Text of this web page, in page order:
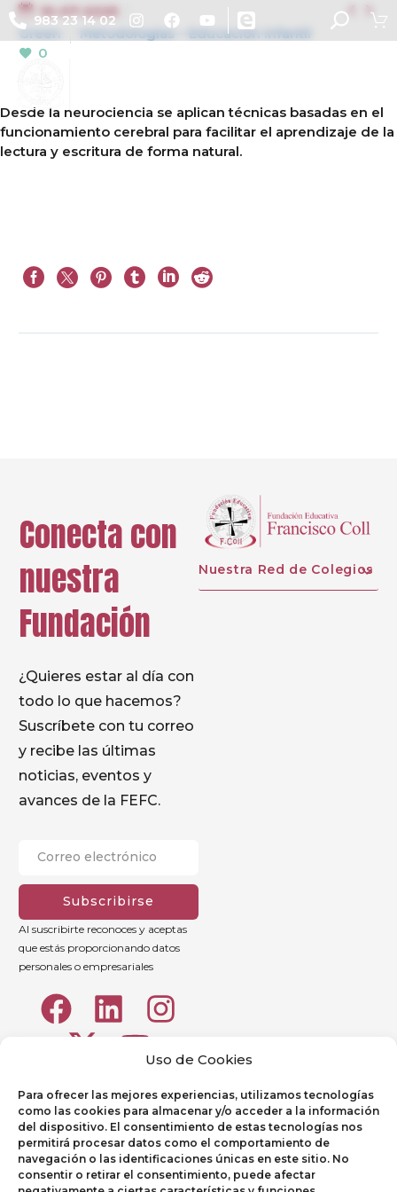
Uso de Cookies
Para ofrecer las mejores experiencias, utilizamos tecnologías
como las cookies para almacenar y/o acceder a la información
del dispositivo. El consentimiento de estas tecnologías nos
permitirá procesar datos como el comportamiento de
navegación o las identificaciones únicas en este sitio. No
consentir o retirar el consentimiento, puede afectar
983 23 14 02  
10-07-2025
Green
Metodologías – Educación Infantil
0
Desde la neurociencia se aplican técnicas basadas en el
funcionamiento cerebral para facilitar el aprendizaje de la
lectura y escritura de forma natural.
Conecta con
nuestra
Fundación
¿Quieres estar al día con
todo lo que hacemos?
Suscríbete con tu correo
y recibe las últimas
noticias, eventos y
avances de la FEFC.
Subscribirse
Al suscribirte reconoces y aceptas
que estás proporcionando datos
personales o empresariales
Nuestra Red de Colegios